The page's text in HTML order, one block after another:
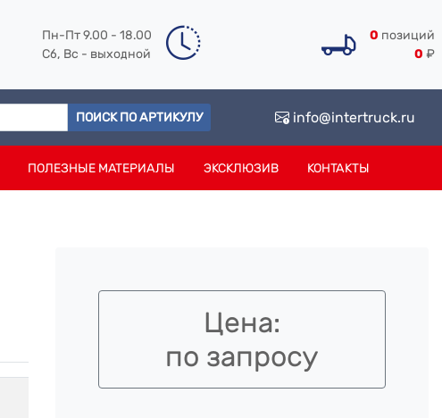
Пн-Пт 9.00 - 18.00
Сб, Вс - выходной
0 позиций
0 ₽
ПОИСК ПО АРТИКУЛУ info@intertruck.ru
ПОЛЕЗНЫЕ МАТЕРИАЛЫ ЭКСКЛЮЗИВ КОНТАКТЫ
Цена:
по запросу